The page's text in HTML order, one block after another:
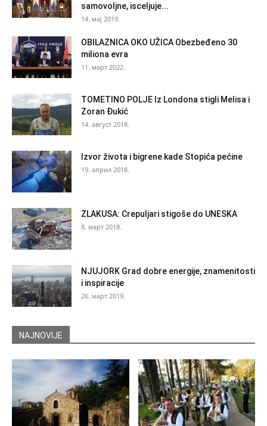
samovoljne, isceljuje...
14. мај 2019.
OBILAZNICA OKO UŽICA Obezbeđeno 30
miliona evra
11. март 2022.
TOMETINO POLJE Iz Londona stigli Melisa i
Zoran Đukić
14. август 2018.
Izvor života i bigrene kade Stopića pećine
19. април 2018.
ZLAKUSA: Crepuljari stigoše do UNESKA
8. март 2018.
NJUJORK Grad dobre energije, znamenitosti
i inspiracije
26. март 2019.
NAJNOVIJE